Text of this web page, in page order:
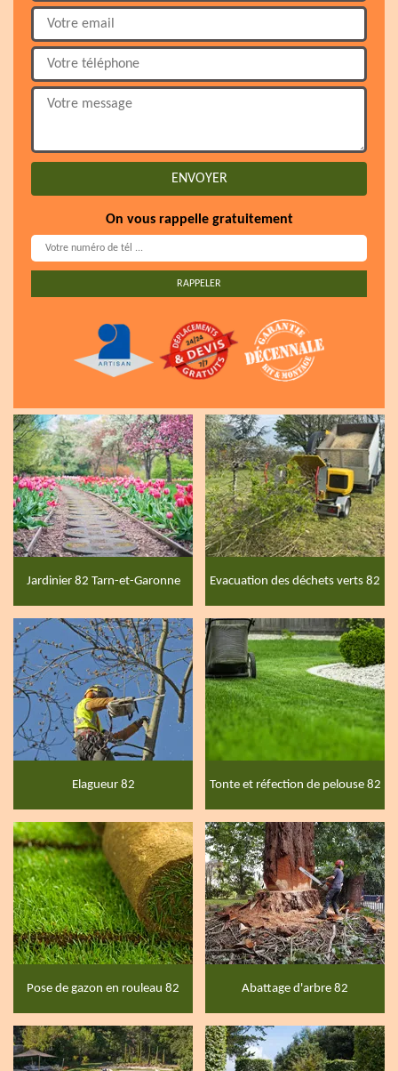
On vous rappelle gratuitement
Jardinier 82 Tarn-et-Garonne Evacuation des déchets verts 82
Elagueur 82 Tonte et réfection de pelouse 82
Pose de gazon en rouleau 82 Abattage d'arbre 82